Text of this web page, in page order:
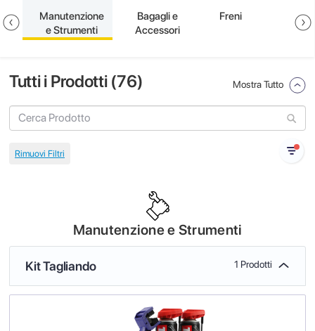
Manutenzione
e Strumenti
Bagagli e
Accessori
Freni
Tutti i Prodotti (76) Mostra Tutto
Manutenzione e Strumenti
Kit Tagliando 1 Prodotti